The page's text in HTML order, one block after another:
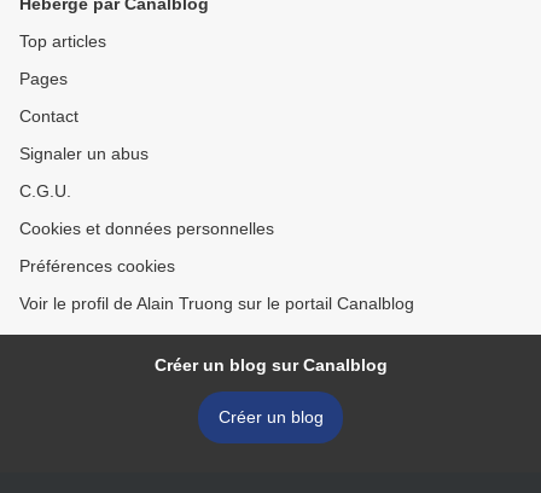
Top articles
Pages
Contact
Signaler un abus
C.G.U.
Cookies et données personnelles
Préférences cookies
Voir le profil de Alain Truong sur le portail Canalblog
Créer un blog sur Canalblog
Créer un blog